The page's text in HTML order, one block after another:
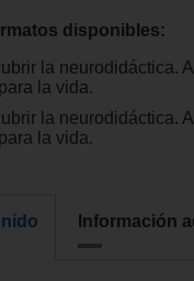
disponibles:
la neurodidáctica.
la vida.
la neurodidáctica.
la vida.
Información